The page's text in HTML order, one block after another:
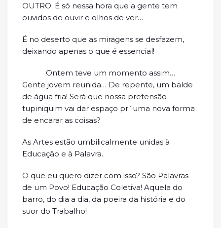
OUTRO. É só nessa hora que a gente tem
ouvidos de ouvir e olhos de ver…
É no deserto que as miragens se desfazem,
deixando apenas o que é essencial!
Ontem teve um momento assim…
Gente jovem reunida… De repente, um balde
de água fria! Será que nossa pretensão
tupiniquim vai dar espaço pr´uma nova forma
de encarar as coisas?
As Artes estão umbilicalmente unidas à
Educação e à Palavra.
O que eu quero dizer com isso? São Palavras
de um Povo! Educação Coletiva! Aquela do
barro, do dia a dia, da poeira da história e do
suor do Trabalho!